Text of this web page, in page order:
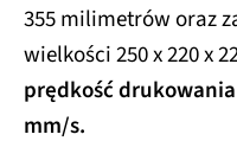
355 milimetrów oraz
wielkości 250 x 220 x
prędkość
mm/s.